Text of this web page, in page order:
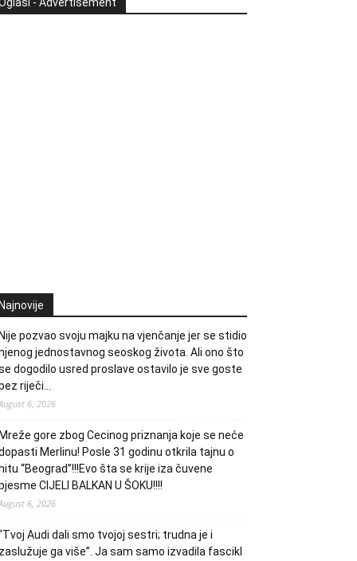
pozvao svoju majku na vjenčanje jer se stidio
jednostavnog seoskog života. Ali ono što
dogodilo usred proslave ostavilo je sve goste
riječi…
6, 2026
gore zbog Cecinog priznanja koje se neće
Merlinu! Posle 31 godinu otkrila tajnu o
“Beograd”!!!Evo šta se krije iza čuvene
CIJELI BALKAN U ŠOKU!!!!
6, 2026
Audi dali smo tvojoj sestri; trudna je i
ga više”. Ja sam samo izvadila fascikl